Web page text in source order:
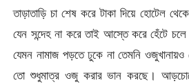
তাড়াতাড়ি চা শেষ করে টাকা দিয়ে হোটেল
যেন সন্দেহ না করে তাই আস্তে করে হেঁটে
যেমন নামাজ পড়তে ঢুকে না তেমনি
তো শুধুমাত্র ওজু করার ভান করছে।